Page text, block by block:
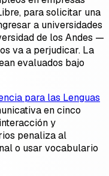
para solicitar una
a universidades
de los Andes —
va a perjudicar. La
evaluados bajo
para las Lenguas
en cinco
y
penaliza al
o usar vocabulario